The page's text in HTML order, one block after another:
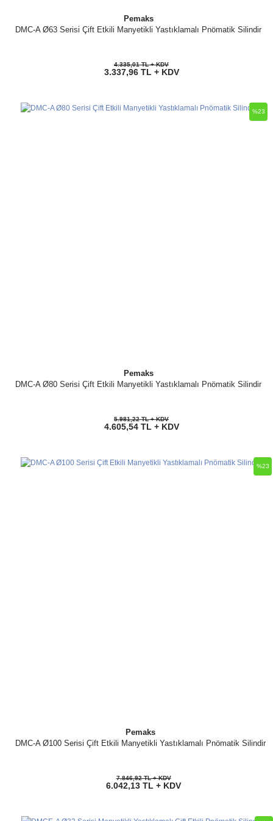
Pemaks
DMC-A Ø63 Serisi Çift Etkili Manyetikli Yastıklamalı Pnömatik Silindir
4.335,01 TL + KDV
3.337,96 TL + KDV
Pemaks
DMC-A Ø80 Serisi Çift Etkili Manyetikli Yastıklamalı Pnömatik Silindir
%23
5.981,22 TL + KDV
4.605,54 TL + KDV
Pemaks
DMC-A Ø100 Serisi Çift Etkili Manyetikli Yastıklamalı Pnömatik Silindir
%23
7.846,92 TL + KDV
6.042,13 TL + KDV